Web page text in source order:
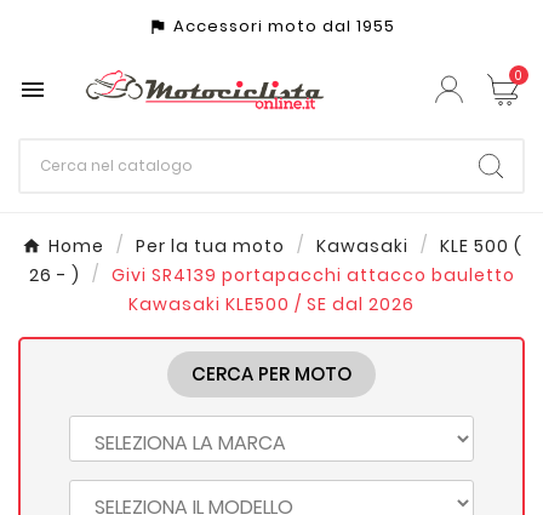
assistant_photo Accessori moto dal 1955
 0
Home Per la tua moto Kawasaki
KLE 500 (
26 - )
Givi SR4139 portapacchi attacco bauletto
Kawasaki KLE500 / SE dal 2026
CERCA PER MOTO